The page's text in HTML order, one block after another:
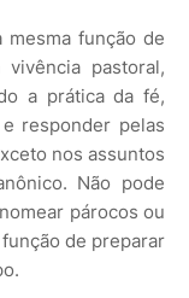
mesma função de
pastoral,
a prática da fé,
responder pelas
nos assuntos
Não pode
párocos ou
de preparar